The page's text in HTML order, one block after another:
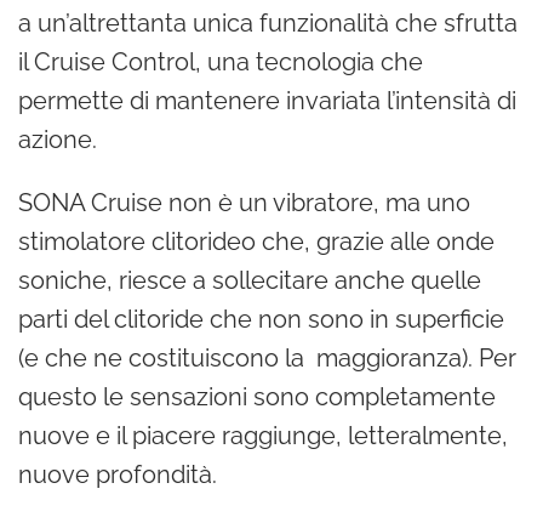
a un’altrettanta unica funzionalità che sfrutta
il Cruise Control, una tecnologia che
permette di mantenere invariata l’intensità di
azione.
SONA Cruise non è un vibratore, ma uno
stimolatore clitorideo che, grazie alle onde
soniche, riesce a sollecitare anche quelle
parti del clitoride che non sono in superficie
(e che ne costituiscono la maggioranza). Per
questo le sensazioni sono completamente
nuove e il piacere raggiunge, letteralmente,
nuove profondità.